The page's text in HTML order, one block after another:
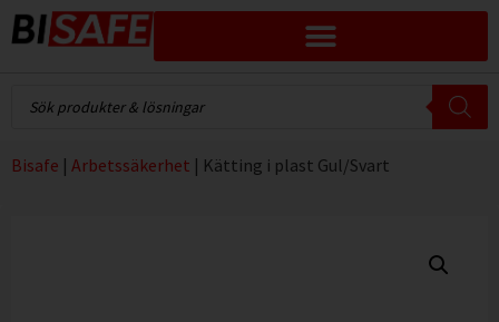
Bisafe | Arbetssäkerhet | Kätting i plast Gul/Svart